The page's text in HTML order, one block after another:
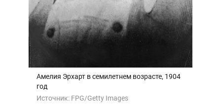
Амелия Эрхарт в семилетнем возрасте, 1904
год
Источник: FPG/Getty Images